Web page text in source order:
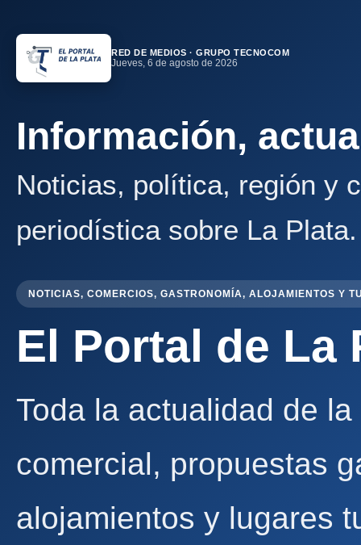
RED DE MEDIOS · GRUPO TECNOCOM
Jueves, 6 de agosto de 2026
Información,
Noticias, política, región y
periodística sobre La Plata.
NOTICIAS, COMERCIOS, GASTRONOMÍA, ALOJAMIENTOS Y
El Portal de La
Toda la actualidad de
comercial, propuestas
alojamientos y lugares